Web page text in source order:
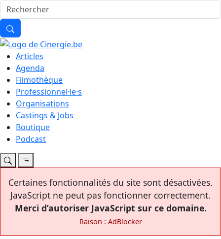
Articles
Agenda
Filmothèque
Professionnel·le·s
Organisations
Castings & Jobs
Boutique
Podcast
Certaines fonctionnalités du site sont désactivées.
JavaScript ne peut pas fonctionner correctement.
Merci d’autoriser JavaScript sur ce domaine.
Raison : AdBlocker